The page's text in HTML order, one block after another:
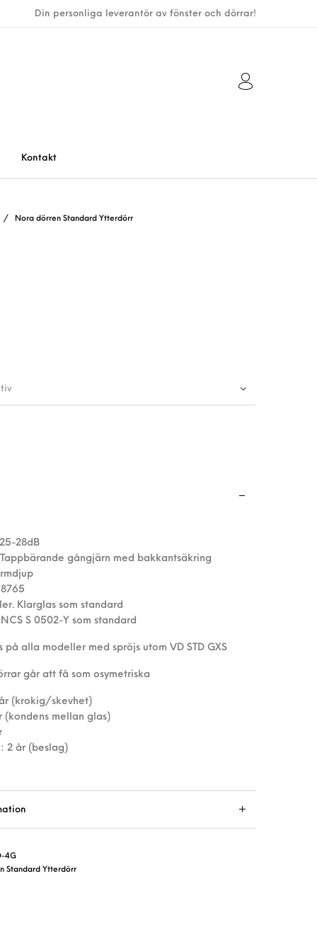
Din personliga leverantör av fönster och dörrar!
Kontakt
/ Nora dörren Standard Ytterdörr
28dB
Tappbärande gångjärn med bakkantsäkring
8765
Klarglas som standard
S 0502-Y som standard
på alla modeller med spröjs utom VD STD GXS
går att få som osymetriska
(krokig/skevhet)
(kondens mellan glas)
2 år (beslag)
4G
Standard Ytterdörr